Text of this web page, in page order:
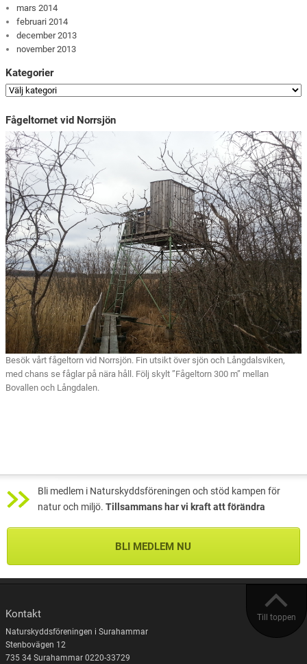
mars 2014
februari 2014
december 2013
november 2013
Kategorier
Fågeltornet vid Norrsjön
Besök vårt fågeltorn vid Norrsjön. Fin utsikt över sjön och Långdalsviken,
med chans se fåglar på nära håll. Följ skylt ”Fågeltorn 300 m” mellan
Bovallen och Långdalen.
Bli medlem i Naturskyddsföreningen och stöd kampen för
natur och miljö. Tillsammans har vi kraft att förändra
BLI MEDLEM NU
Till toppen
Kontakt
Naturskyddsföreningen i Surahammar
Stenbovägen 12
735 34 Surahammar 0220-33729